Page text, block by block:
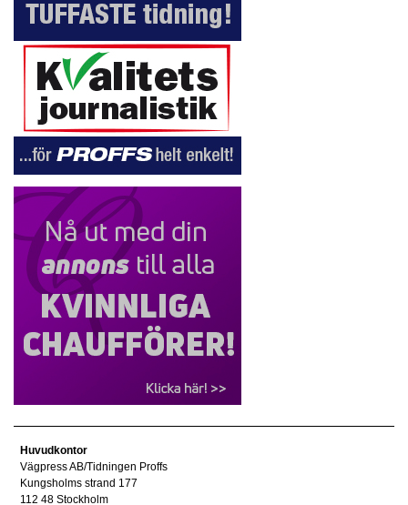
Huvudkontor
Vägpress AB/Tidningen Proffs
Kungsholms strand 177
112 48 Stockholm